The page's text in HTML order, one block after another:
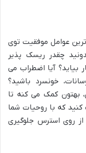
عوامل موفقیت توی
چقدر ریسک پذیر
بیاید؟ آیا اضطراب می
خونسرد باشید؟
بهتون کمک می کنه تا
کنید که با روحیات شما
از روی استرس جلوگیری